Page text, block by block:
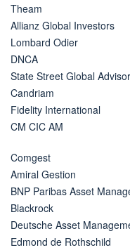
Theam
Allianz Global Investors
Lombard Odier
DNCA
State Street Global
Candriam
Fidelity International
CM CIC AM
Comgest
Amiral Gestion
BNP Paribas Asset
Blackrock
Deutsche Asset
Edmond de Rothschild